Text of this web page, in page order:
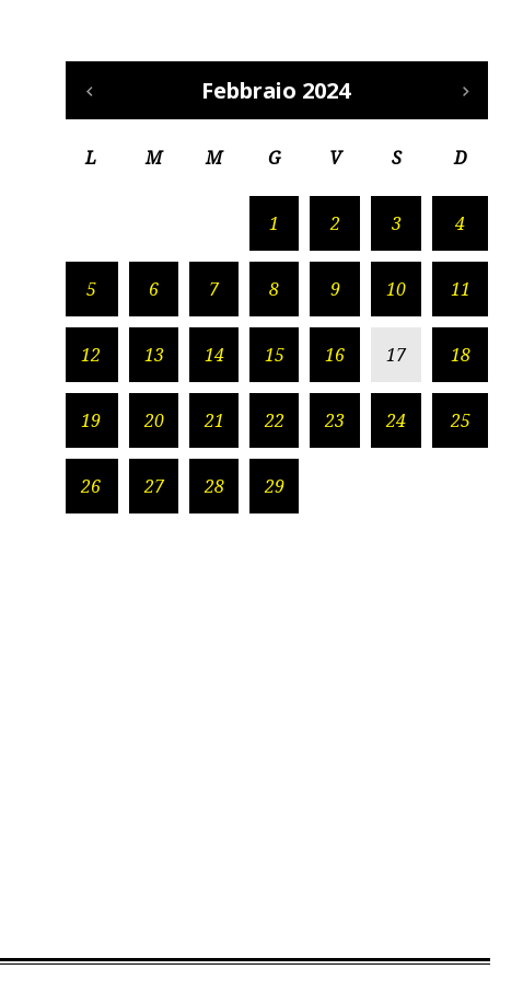
Febbraio 2024
L M M G V S D
1 2 3 4
5 6 7 8 9 10 11
12 13 14 15 16 17 18
19 20 21 22 23 24 25
26 27 28 29